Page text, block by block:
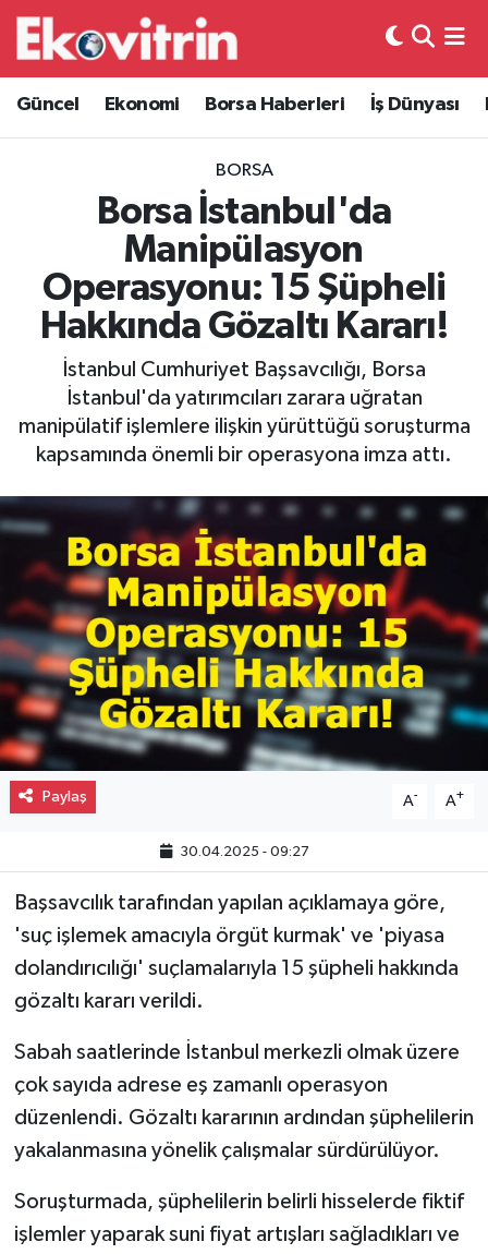
Güncel Ekonomi Borsa Haberleri İş Dünyası
BORSA
Borsa İstanbul'da
Manipülasyon
Operasyonu: 15 Şüpheli
Hakkında Gözaltı Kararı!
İstanbul Cumhuriyet Başsavcılığı, Borsa
İstanbul'da yatırımcıları zarara uğratan
manipülatif işlemlere ilişkin yürüttüğü soruşturma
kapsamında önemli bir operasyona imza attı.
Paylaş A- A+
30.04.2025 - 09:27
Başsavcılık tarafından yapılan açıklamaya göre,
'suç işlemek amacıyla örgüt kurmak' ve 'piyasa
dolandırıcılığı' suçlamalarıyla 15 şüpheli hakkında
gözaltı kararı verildi.
Sabah saatlerinde İstanbul merkezli olmak üzere
çok sayıda adrese eş zamanlı operasyon
düzenlendi. Gözaltı kararının ardından şüphelilerin
yakalanmasına yönelik çalışmalar sürdürülüyor.
Soruşturmada, şüphelilerin belirli hisselerde fiktif
işlemler yaparak suni fiyat artışları sağladıkları ve
Güncel
Ekonomi
Borsa Haberleri
İş Dünyası
Lojistik
Otovitrin
Asayiş
Magazin
Gayrimenkul
Spor
Eğitim
Hava Durumu
Trafik Durumu
Süper Lig Puan Durumu ve Fikstür
Tüm Manşetler
Son Dakika Haberleri
Haber Arşivi